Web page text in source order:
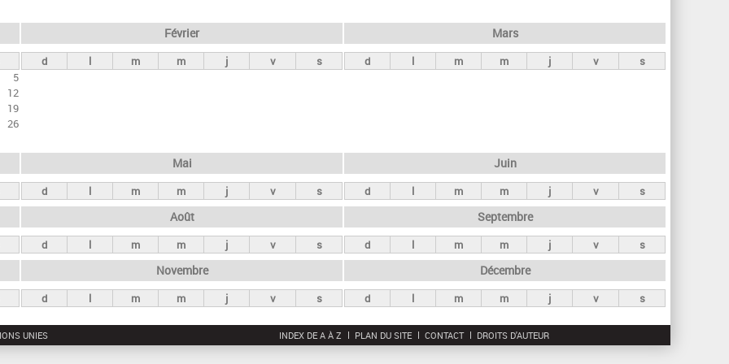
r
c
5
12
19
26
Février
d l m m j v s
Mars
d l m m j v s
Mai
d l m m j v s
Juin
d l m m j v s
Août
d l m m j v s
Septembre
d l m m j v s
Novembre
d l m m j v s
Décembre
d l m m j v s
UNIES INDEX DE A À Z PLAN DU SITE CONTACT DROITS D'AUTEUR